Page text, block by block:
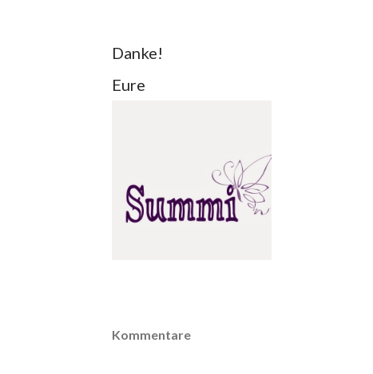
Danke!
Eure
Kommentare